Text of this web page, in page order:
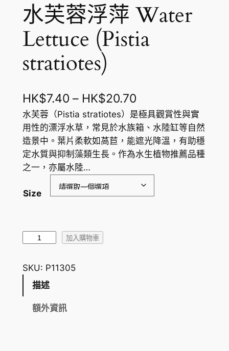
水芙蓉浮萍 Water
Lettuce (Pistia
stratiotes)
HK$7.40 – HK$20.70價
格
範
圍
H
水芙蓉（Pistia stratiotes）是極具觀賞性與實
用性的漂浮水草，常見於水族箱、水陸缸等自然
造景中。葉片柔軟如萵苣，能遮光降溫，有助穩
定水質與抑制藻類生長。作為水生植物推薦品種
之一，亦屬水陸…
Size
蓉
浮
加入購物車
SKU: P11305
描述
額外資訊